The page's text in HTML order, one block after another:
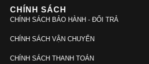
CHÍNH SÁCH
CHÍNH SÁCH BẢO HÀNH - ĐỔI TRẢ
CHÍNH SÁCH VẬN CHUYỂN
CHÍNH SÁCH THANH TOÁN